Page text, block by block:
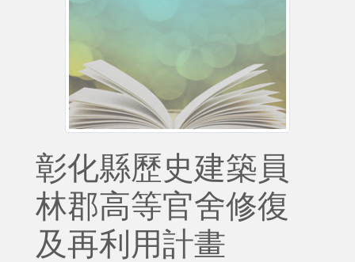
彰化縣歷史建築員
林郡高等官舍修復
及再利用計畫